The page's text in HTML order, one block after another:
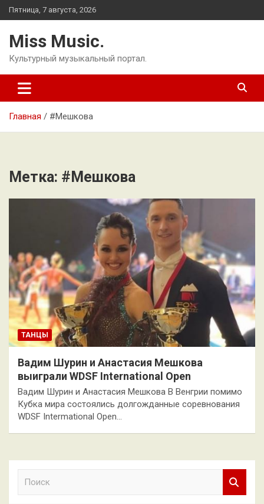
Перейти
к
Пятница, 7 августа, 2026
Miss Music.
Культурный музыкальный портал.
Главная #Мешкова
Метка: #Мешкова
ТАНЦЫ
Вадим Шурин и Анастасия Мешкова
выиграли WDSF International Open
Вадим Шурин и Анастасия Мешкова В Венгрии помимо
Кубка мира состоялись долгожданные соревнования
WDSF Intermational Open…